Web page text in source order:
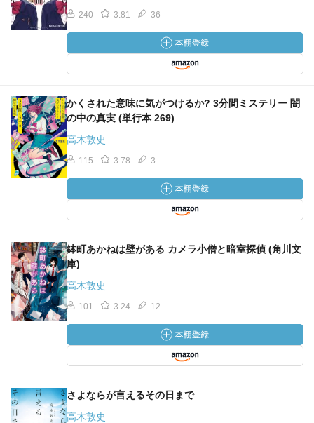
240 3.81 36
かくされた意味に気がつけるか? 3分間ミステリー 闇
の中の真実 (単行本 269)
高木敦史
115 3.78 3
鉢町あかねは壁がある カメラ小僧と暗室探偵 (角川文
庫)
高木敦史
101 3.24 12
さよならが言えるその日まで
高木敦史